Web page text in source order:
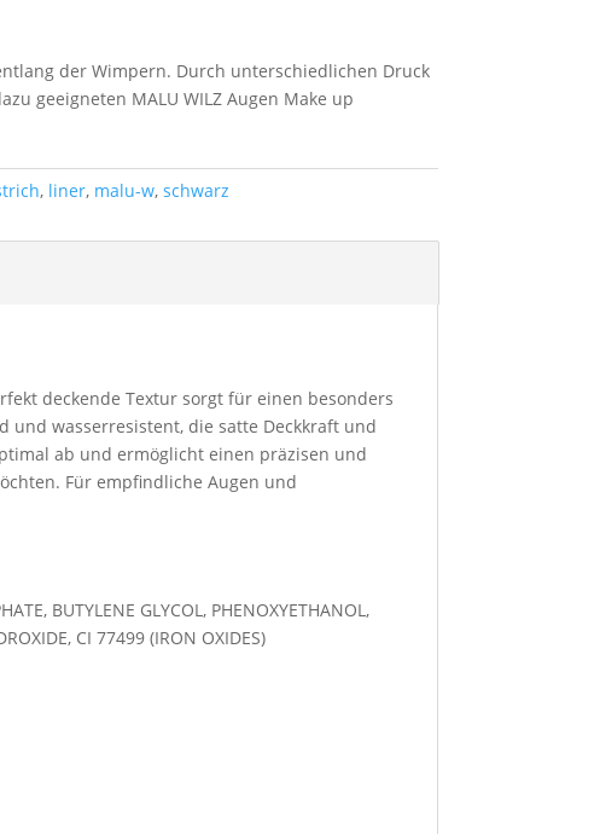
der Wimpern. Durch unterschiedlichen Druck
geeigneten MALU WILZ Augen Make up
, liner, malu-w,schwarz
deckende Textur sorgt für einen besonders
und wasserresistent, die satte Deckkraft und
ab und ermöglicht einen präzisen und
Für empfindliche Augen und
BUTYLENE GLYCOL, PHENOXYETHANOL,
CI 77499 (IRON OXIDES)